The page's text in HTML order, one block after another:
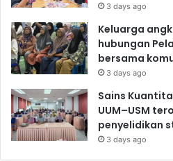
3 days ago
Keluarga
hubungan
bersama
3 days ago
Sains
UUM–USM
penyelidikan
3 days ago